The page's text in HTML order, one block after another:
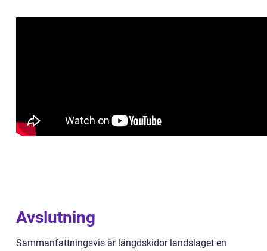
Avslutning
Sammanfattningsvis är längdskidor landslaget en